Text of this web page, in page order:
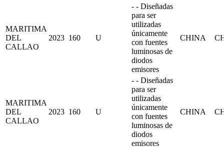
MARITIMA
DEL
CALLAO
2023 160 U
- - Diseñadas
para ser
utilizadas
únicamente
con fuentes
luminosas de
diodos
emisores
CHINA
MARITIMA
DEL
CALLAO
2023 160 U
- - Diseñadas
para ser
utilizadas
únicamente
con fuentes
luminosas de
diodos
emisores
CHINA